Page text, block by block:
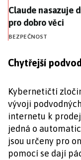
Claude nasazuje
Claude nasazuje
pro dobro věci
BEZPEČNOST
Chytřejší
Kybernetičtí
vývoji
internetu k
jedná o
jsou určeny pro
pomocí se dají